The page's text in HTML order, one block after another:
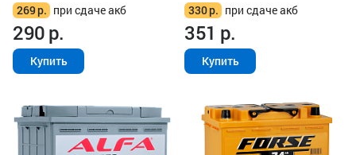
269р. при сдаче акб
290р.
Купить
330р. при сдаче акб
351 р.
Купить